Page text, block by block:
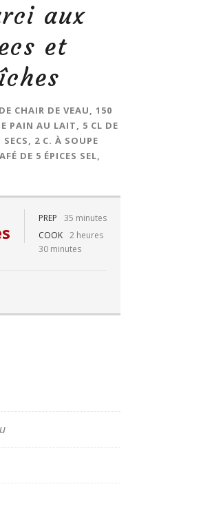
aux
et
CHAIR DE VEAU, 150
PAIN AU LAIT, 5 CL DE
2 C. À SOUPE
DE 5 ÉPICES SEL,
PREP
35 minutes
COOK 2 heures
30 minutes